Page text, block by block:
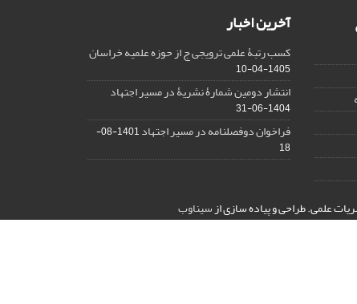
آخرین اخبار
کسب رتبۀ علمی ترویجی ج از حوزه علمیه خراسان
1405-04-10
انتشار دومین شمارۀ نشریۀ در مسیر اجتهاد
1404-06-31
فراخوان دوفصلنامه در مسیر اجتهاد
1401-08-
18
علمی.طراحی و پیاده سازی ازسیناوب